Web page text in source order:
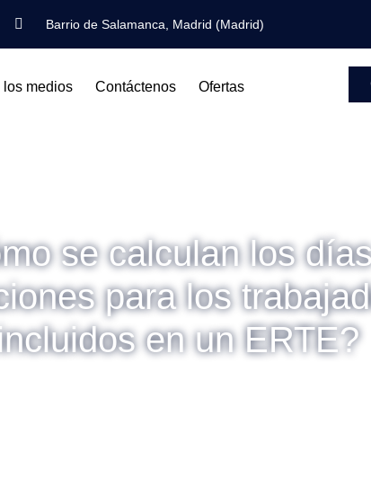
Barrio de Salamanca, Madrid (Madrid)
los medios Contáctenos Ofertas
se calculan los
para los
en un ERTE?